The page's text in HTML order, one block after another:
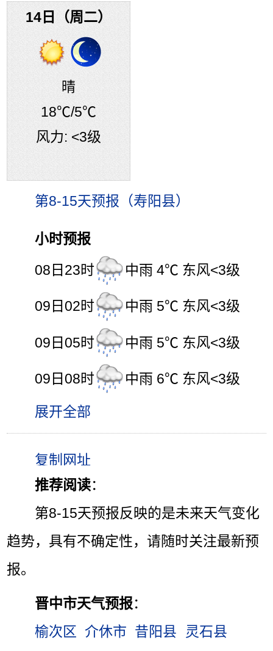
14日（周二）
晴
18℃/5℃
风力: <3级
第8-15天预报（寿阳县）
小时预报
08日23时
中雨 4℃ 东风<3级
09日02时 中雨 5℃ 东风<3级
09日05时 中雨 5℃ 东风<3级
09日08时 中雨 6℃ 东风<3级
展开全部
推荐阅读：
第8-15天预报反映的是未来天气变化
趋势，具有不确定性，请随时关注最新预
报。
晋中市天气预报：
榆次区 介休市 昔阳县 灵石县